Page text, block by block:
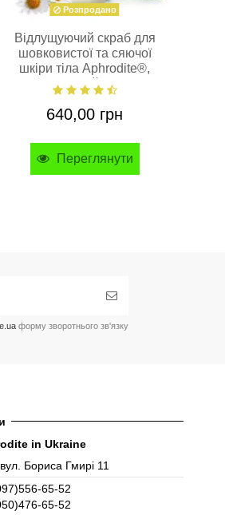
Розпродано
Відлущуючий скраб для
шовковистої та сяючої
шкіри тіла Aphrodite®,
натуральний, 200 мл
640,00 грн
Переглянути
форму зворотнього зв'язку
in Ukraine
Бориса Гмирі 11
65-52
65-52